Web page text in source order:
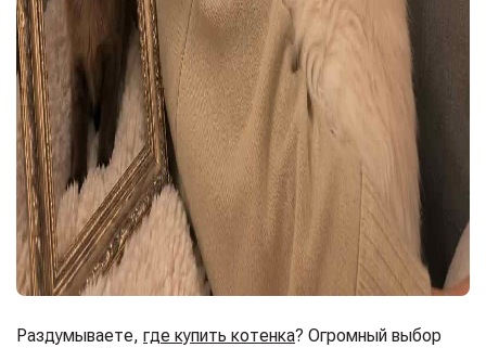
Раздумываете, где купить котенка? Огромный выбор